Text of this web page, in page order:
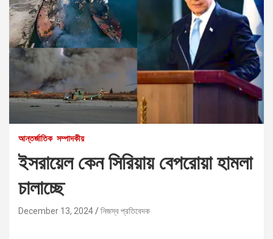
আন্তর্জাতিক সম্পাদকীয়
ইসরায়েল কেন সিরিয়ায় বেপরোয়া হামলা
চালাচ্ছে
December 13, 2024 নিজস্ব প্রতিবেদক